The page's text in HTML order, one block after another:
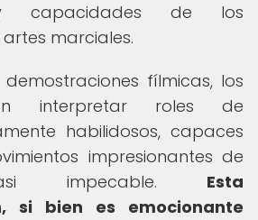
capacidades de los
marciales.
fílmicas, los
interpretar roles de
habilidosos, capaces
impresionantes de
impecable. Esta
si bien es emocionante